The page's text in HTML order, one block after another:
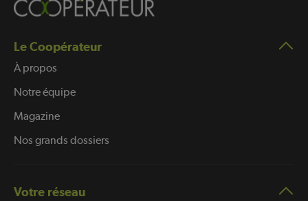
Le Coopérateur
À propos
Notre équipe
Magazine
Nos grands dossiers
Votre réseau